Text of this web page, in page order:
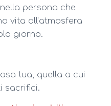
persona che
vita all’atmosfera
giorno.
tua, quella a cui
sacrifici.